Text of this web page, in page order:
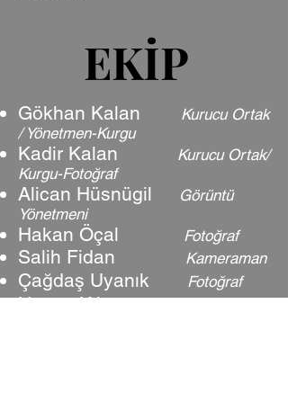
EKİP
EKİP
Gökhan Kalan
Kurucu Ortak
/ Yönetmen-Kurgu
Kadir Kalan
Kurucu Ortak/
Kurgu-Fotoğraf
Alican Hüsnügil
Görüntü
Yönetmeni
Hakan Öçal Fotoğraf
Salih Fidan Kameraman
Çağdaş Uyanık Fotoğraf
Hasan Kılıç